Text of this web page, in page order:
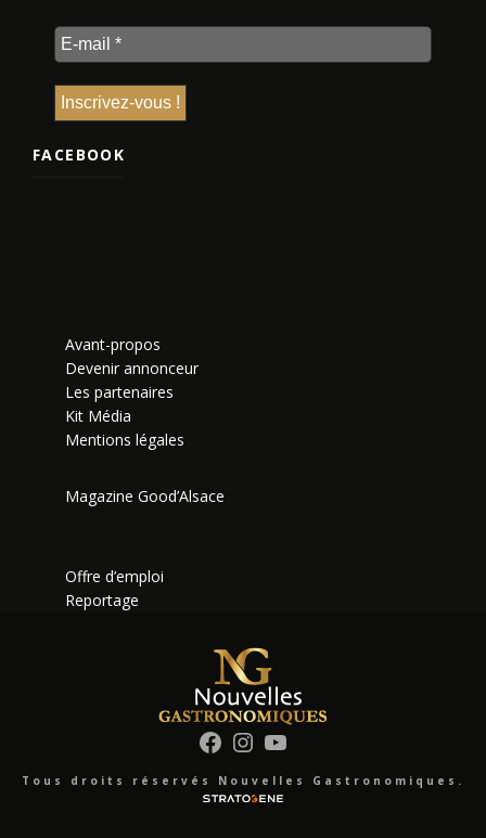
FACEBOOK
Avant-propos
Devenir annonceur
Les partenaires
Kit Média
Mentions légales
Magazine Good’Alsace
Offre d’emploi
Reportage
Facebook
Instagram
YouTube
Tous droits réservés Nouvelles Gastronomiques.